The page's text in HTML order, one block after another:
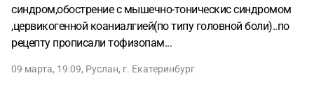
синдром,обострение с мышечно-тоническис синдромом
,цервикогенной коаниалгией(по типу головной боли)..по
рецепту прописали тофизопам...
09 марта, 19:09, Руслан, г. Екатеринбург